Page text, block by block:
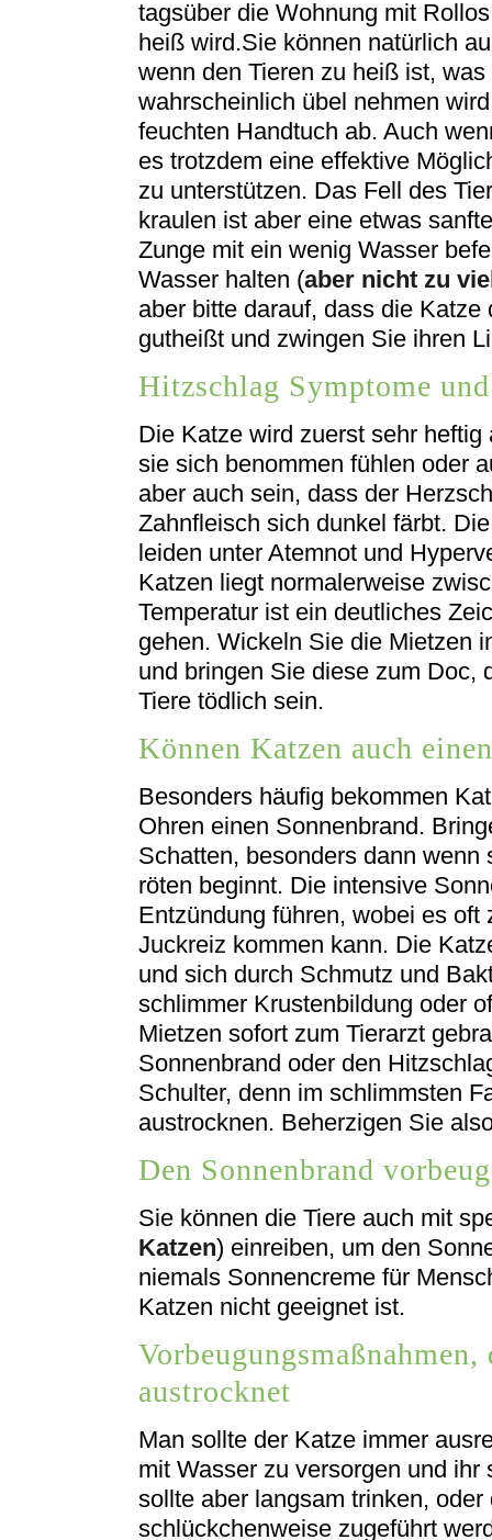
tagsüber die Wohnung mit
heiß wird.Sie können natürlich
wenn den Tieren zu heiß ist,
wahrscheinlich übel nehmen
feuchten Handtuch ab. Auch
es trotzdem eine effektive
zu unterstützen. Das Fell des
kraulen ist aber eine etwas
Zunge mit ein wenig Wasser
Wasser halten (aber nicht zu
aber bitte darauf, dass die
gutheißt und zwingen Sie ihren
Hitzschlag Symptome
Die Katze wird zuerst sehr
sie sich benommen fühlen oder
aber auch sein, dass der
Zahnfleisch sich dunkel färbt.
leiden unter Atemnot und
Katzen liegt normalerweise
Temperatur ist ein deutliches
gehen. Wickeln Sie die Mietzen
und bringen Sie diese zum Doc,
Tiere tödlich sein.
Können Katzen auch
Besonders häufig bekommen
Ohren einen Sonnenbrand.
Schatten, besonders dann
röten beginnt. Die intensive
Entzündung führen, wobei es
Juckreiz kommen kann. Die
und sich durch Schmutz und
schlimmer Krustenbildung oder
Mietzen sofort zum Tierarzt
Sonnenbrand oder den
Schulter, denn im schlimmsten
austrocknen. Beherzigen Sie
Den Sonnenbrand
Sie können die Tiere auch mit
Katzen) einreiben, um den
niemals Sonnencreme für
Katzen nicht geeignet ist.
austrocknet
Man sollte der Katze immer
mit Wasser zu versorgen und
sollte aber langsam trinken,
schlückchenweise zugeführt